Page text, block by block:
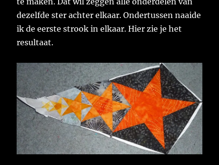
dezelfde ster achter elkaar. Ondertussen naaide
ik de eerste strook in elkaar. Hier zie je het
resultaat.